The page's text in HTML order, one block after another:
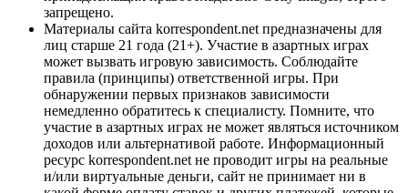
запрещено.
Материалы сайта korrespondent.net предназначены для
лиц старше 21 года (21+). Участие в азартных играх
может вызвать игровую зависимость. Соблюдайте
правила (принципы) ответственной игры. При
обнаружении первых признаков зависимости
немедленно обратитесь к специалисту. Помните, что
участие в азартных играх не может являться источником
доходов или альтернативой работе. Информационный
ресурс korrespondent.net не проводит игры на реальные
и/или виртуальные деньги, сайт не принимает ни в